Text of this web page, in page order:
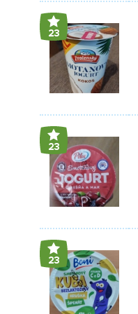
23
23
23